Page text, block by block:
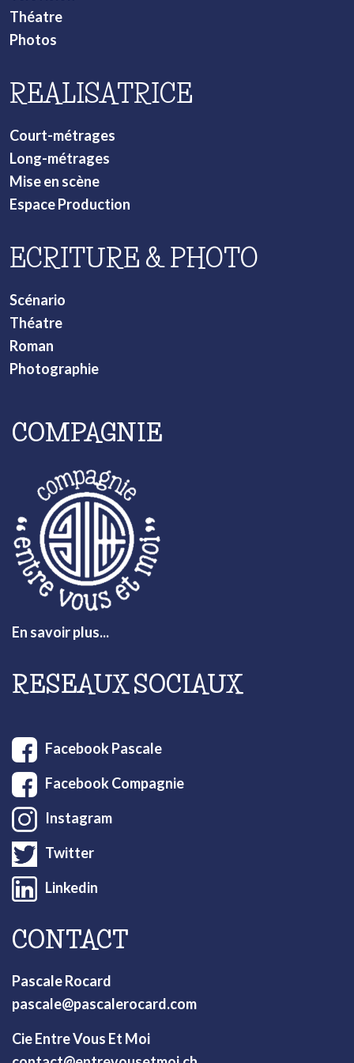
Théatre
Photos
REALISATRICE
Court-métrages
Long-métrages
Mise en scène
Espace Production
ECRITURE & PHOTO
Scénario
Théatre
Roman
Photographie
COMPAGNIE
En savoir plus...
RESEAUX SOCIAUX
Facebook Pascale
Facebook Compagnie
Instagram
Twitter
Linkedin
CONTACT
Pascale Rocard
pascale@pascalerocard.com
Cie Entre Vous Et Moi